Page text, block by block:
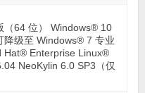
（64 位） Windows® 10
降级至 Windows® 7 专业
Hat® Enterprise Linux®
NeoKylin 6.0 SP3（仅